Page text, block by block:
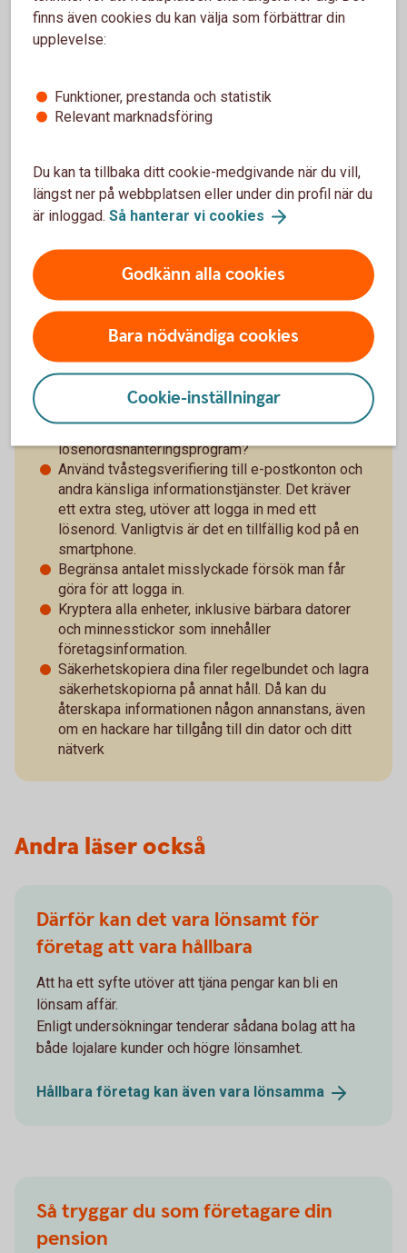
Läs mer om olika typer av bedrägerier riktade mot
dig som företagare
Bedrägerier motföretagare
Så stärker du IT-säkerheten
Använd komplexa lösenord och ändra dem ofta.
Kanske ska ni skaffa ett
lösenordshanteringsprogram?
Använd tvåstegsverifiering till e-postkonton och
andra känsliga informationstjänster. Det kräver
ett extra steg, utöver att logga in med ett
lösenord. Vanligtvis är det en tillfällig kod på en
smartphone.
Begränsa antalet misslyckade försök man får
göra för att logga in.
Kryptera alla enheter, inklusive bärbara datorer
och minnesstickor som innehåller
företagsinformation.
Säkerhetskopiera dina filer regelbundet och lagra
säkerhetskopiorna på annat håll. Då kan du
återskapa informationen någon annanstans, även
om en hackare har tillgång till din dator och ditt
nätverk
Andra läser också
Därför kan det vara lönsamt för
företag att vara hållbara
Att ha ett syfte utöver att tjäna pengar kan bli en
lönsam affär.
Enligt undersökningar tenderar sådana bolag att ha
både lojalare kunder och högre lönsamhet.
Hållbara företag kan även vara lönsamma
Så tryggar du som företagare din
pension
finns även cookies du kan välja som förbättrar din
upplevelse:
Funktioner, prestanda och statistik
Relevant marknadsföring
Du kan ta tillbaka ditt cookie-medgivande när du vill,
längst ner på webbplatsen eller under din profil när du
är inloggad. Så hanterar vi cookies
Godkänn alla cookies
Bara nödvändiga cookies
Cookie-inställningar